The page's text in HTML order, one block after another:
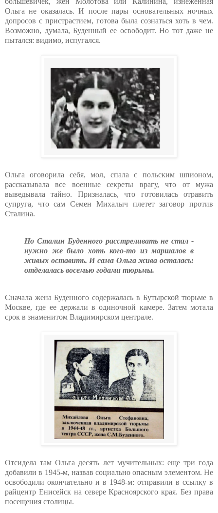
Ольга не оказалась. И после пары основательных ночных
допросов с пристрастием, готова была сознаться хоть в чем.
Возможно, думала, Буденный ее освободит. Но тот даже не
пытался: видимо, испугался.
Ольга оговорила себя, мол, спала с польским шпионом,
рассказывала все военные секреты врагу, что от мужа
выведывала тайно. Призналась, что готовилась отравить
супруга, что сам Семен Михалыч плетет заговор против
Сталина.
Но Сталин Буденного расстреливать не стал -
нужно же было хоть кого-то из маршалов в
живых оставить. И сама Ольга жива осталась:
отделалась восемью годами тюрьмы.
Сначала жена Буденного содержалась в Бутырской тюрьме в
Москве, где ее держали в одиночной камере. Затем мотала
срок в знаменитом Владимирском централе.
Отсидела там Ольга десять лет мучительных: еще три года
добавили в 1945-м, назвав социально опасным элементом. Не
освободили окончательно и в 1948-м: отправили в ссылку в
райцентр Енисейск на севере Красноярского края. Без права
посещения столицы.